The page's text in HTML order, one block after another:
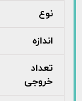
نوع
اندازه
تعداد
خروجی